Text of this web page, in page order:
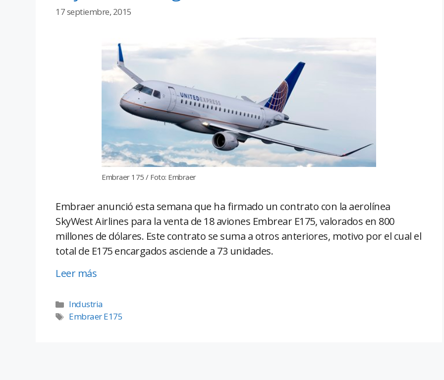
17 septiembre, 2015
Embraer 175 / Foto: Embraer
Embraer anunció esta semana que ha firmado un contrato con la aerolínea
SkyWest Airlines para la venta de 18 aviones Embrear E175, valorados en 800
millones de dólares. Este contrato se suma a otros anteriores, motivo por el cual el
total de E175 encargados asciende a 73 unidades.
Leer más
Industria
Embraer E175